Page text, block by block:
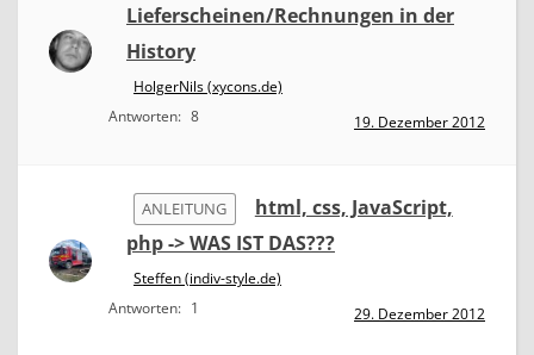
Lieferscheinen/Rechnungen in der
History
HolgerNils (xycons.de)
Antworten: 8 19. Dezember 2012
ANLEITUNG
html, css, JavaScript,
php -> WAS IST DAS???
Steffen (indiv-style.de)
Antworten: 1 29. Dezember 2012